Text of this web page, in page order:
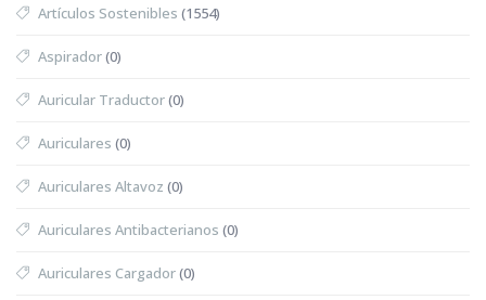
Artículos Sostenibles (1554)
Aspirador(0)
Auricular Traductor(0)
Auriculares (0)
Auriculares Altavoz (0)
Auriculares Antibacterianos (0)
Auriculares Cargador(0)